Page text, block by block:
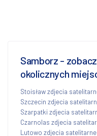
Samborz -
okolicznych
Stoisław zdjecia
Szczecin zdjecia
Szarpatki zdjecia
Czarnolas zdjecia
Lutowo zdjecia satelitarne